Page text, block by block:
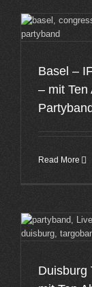
Basel –
– mit Ten
Partyband
Read More
Duisburg